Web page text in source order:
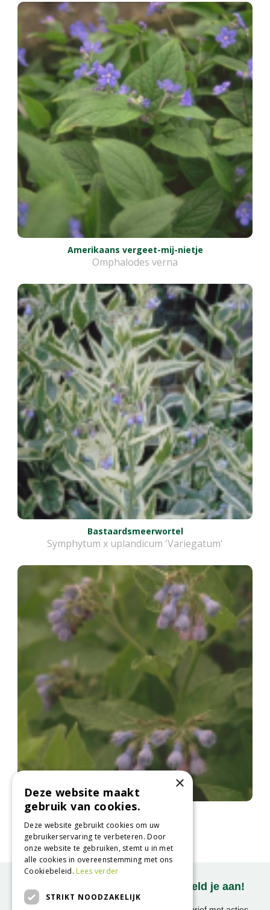
Amerikaans vergeet-mij-nietje
Omphalodes verna
Bastaardsmeerwortel
Symphytum x uplandicum 'Variegatum'
Bastaardsmeerwortel
Symphytum x uplandicum
Onze nieuwsbrief ontvangen? Meld je aan!
×
Deze website maakt
gebruik van cookies.
Deze website gebruikt cookies om uw
gebruikerservaring te verbeteren. Door
onze website te gebruiken, stemt u in met
alle cookies in overeenstemming met ons
Cookiebeleid.Lees verder
STRIKT NOODZAKELIJK